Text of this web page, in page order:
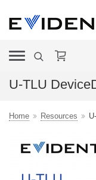
U-TLU
Home Resources